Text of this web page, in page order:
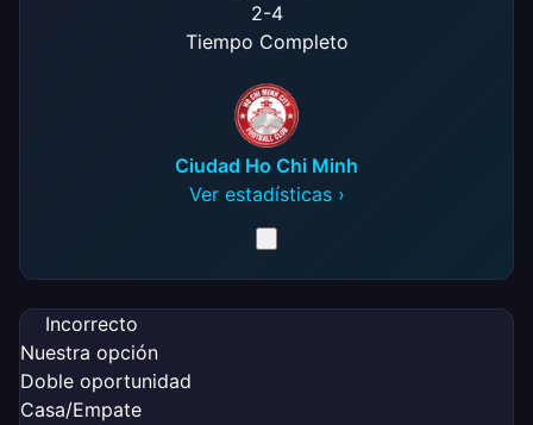
2-4
Tiempo Completo
Ciudad Ho Chi Minh
Ver estadísticas ›
Incorrecto
Nuestra opción
Doble oportunidad
Casa/Empate